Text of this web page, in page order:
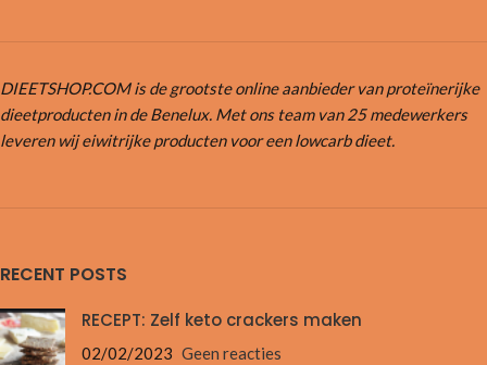
DIEETSHOP.COM is de grootste online aanbieder van proteïnerijke
dieetproducten in de Benelux. Met ons team van 25 medewerkers
leveren wij eiwitrijke producten voor een lowcarb dieet.
RECENT POSTS
RECEPT: Zelf keto crackers maken
02/02/2023 Geen reacties